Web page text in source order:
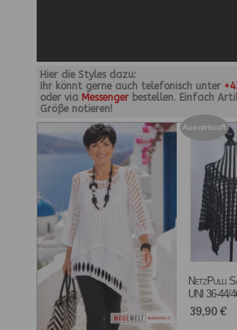
Hier die Styles dazu:
Ihr könnt gerne auch telefonisch unter
oder via Messengerbestellen. Einfach
Größe notieren!
Ausverkauft
NetzPulli
UNI 36-44/
39,90€